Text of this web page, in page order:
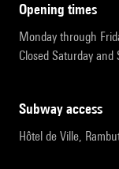
opening times
Monday through
Closed Saturday and
subway access
Hôtel de Ville,